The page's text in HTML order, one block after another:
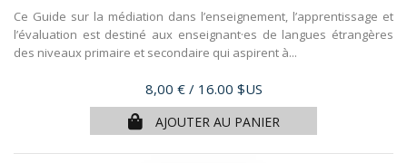
Ce Guide sur la médiation dans l’enseignement, l’apprentissage et
l’évaluation est destiné aux enseignant·es de langues étrangères
des niveaux primaire et secondaire qui aspirent à...
Prix
8,00 € / 16.00 $US
AJOUTER AU PANIER